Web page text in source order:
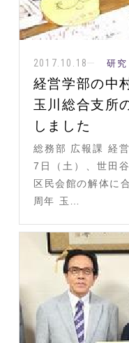
2017.10.18 研究
経営学部の中
玉川総合支所
しました
総務部 広報課 経
7日（土）、世田
区民会館の解体に
周年 玉…